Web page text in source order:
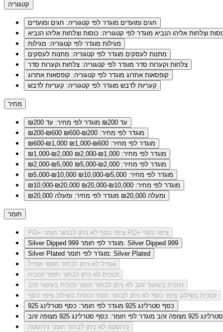
קטגוריה
חגים ומועדים מוגדר לפי קטגוריה: חגים ומועדים
וצלחות אליהו הנביא מוגדר לפי קטגוריה: כוסות וצלחות אליהו הנביא
מגילות מוגדר לפי קטגוריה: מגילות
מתנות לעסקים מוגדר לפי קטגוריה: מתנות לעסקים
צלחות וקערות סדר מוגדר לפי קטגוריה: צלחות וקערות סדר
קופסאות אתרוג מוגדר לפי קטגוריה: קופסאות אתרוג
קעריות לדבש מוגדר לפי קטגוריה: קעריות לדבש
מחיר
עד ₪200
מוגדר לפי מחיר: עד ₪200
₪200-₪600
מוגדר לפי מחיר: ₪200-₪600
₪600-₪1,000
מוגדר לפי מחיר: ₪600-₪1,000
₪1,000-₪2,000
מוגדר לפי מחיר: ₪1,000-₪2,000
₪2,000-₪5,000
מוגדר לפי מחיר: ₪2,000-₪5,000
₪5,000-₪10,000
מוגדר לפי מחיר: ₪5,000-₪10,000
₪10,000-₪20,000
מוגדר לפי מחיר: ₪10,000-₪20,000
ומעלה ₪20,000
מוגדר לפי מחיר: ומעלה ₪20,000
חומר
PO+ ציפוי כסף
לא ניתן לבחור חומר PO+ ציפוי כסף
Silver Dipped 999
מוגדר לפי חומר: Silver Dipped 999
Silver Plated
מוגדר לפי חומר: Silver Plated
אמייל לא ניתן לבחור חומר אמייל
זכוכית לא ניתן לבחור חומר זכוכית
זכוכית בעיטור זהב לא ניתן לבחור חומר זכוכית בעיטור זהב
זכוכית בשילוב ציפוי כסף לא ניתן לבחור חומר זכוכית בשילוב ציפוי כסף
כסף סטרלינג 925
מוגדר לפי חומר: כסף סטרלינג 925
925 מצופה זהב
מוגדר לפי חומר: כסף סטרלינג 925 מצופה זהב
נירוסטה לא ניתן לבחור חומר נירוסטה